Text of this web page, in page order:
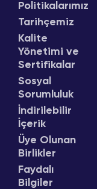
Politikalarımız
Tarihçemiz
Kalite
Yönetimi ve
Sertifikalar
Sosyal
Sorumluluk
İndirilebilir
İçerik
Üye Olunan
Birlikler
Faydalı
Bilgiler